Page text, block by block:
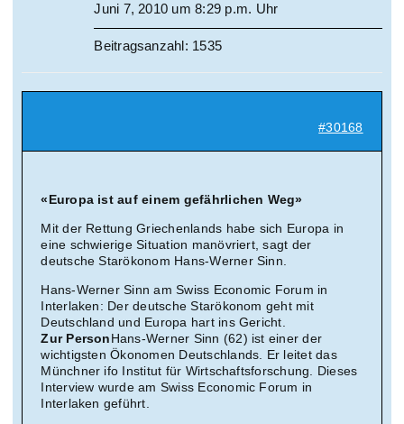
Juni 7, 2010 um 8:29 p.m. Uhr
Beitragsanzahl: 1535
#30168
«Europa ist auf einem gefährlichen Weg»
Mit der Rettung Griechenlands habe sich Europa in
eine schwierige Situation manövriert, sagt der
deutsche Starökonom Hans-Werner Sinn.
Hans-Werner Sinn am Swiss Economic Forum in
Interlaken: Der deutsche Starökonom geht mit
Deutschland und Europa hart ins Gericht.
Zur PersonHans-Werner Sinn (62) ist einer der
wichtigsten Ökonomen Deutschlands. Er leitet das
Münchner ifo Institut für Wirtschaftsforschung. Dieses
Interview wurde am Swiss Economic Forum in
Interlaken geführt.